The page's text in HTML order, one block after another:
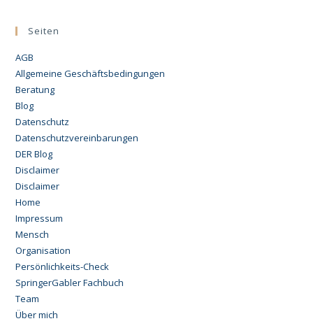
Seiten
AGB
Allgemeine Geschäftsbedingungen
Beratung
Blog
Datenschutz
Datenschutzvereinbarungen
DER Blog
Disclaimer
Disclaimer
Home
Impressum
Mensch
Organisation
Persönlichkeits-Check
SpringerGabler Fachbuch
Team
Über mich